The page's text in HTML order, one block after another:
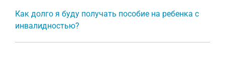
Как долго я буду получать пособие на ребенка с
инвалидностью?